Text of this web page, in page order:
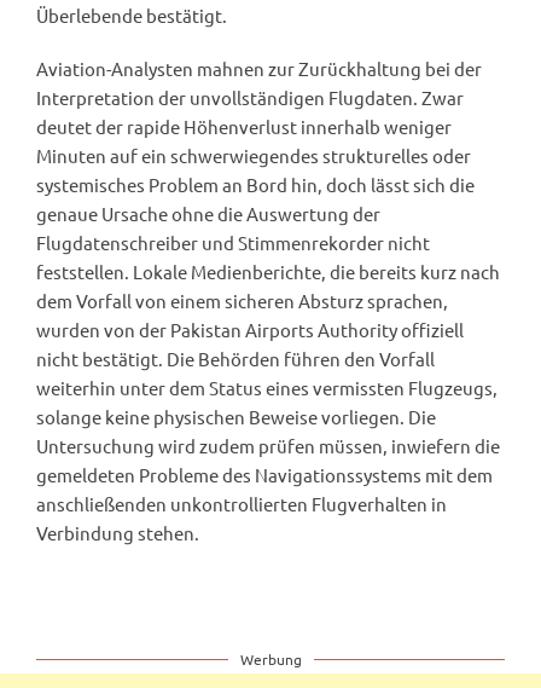
Überlebende bestätigt.
Aviation-Analysten mahnen zur Zurückhaltung bei der
Interpretation der unvollständigen Flugdaten. Zwar
deutet der rapide Höhenverlust innerhalb weniger
Minuten auf ein schwerwiegendes strukturelles oder
systemisches Problem an Bord hin, doch lässt sich die
genaue Ursache ohne die Auswertung der
Flugdatenschreiber und Stimmenrekorder nicht
feststellen. Lokale Medienberichte, die bereits kurz nach
dem Vorfall von einem sicheren Absturz sprachen,
wurden von der Pakistan Airports Authority offiziell
nicht bestätigt. Die Behörden führen den Vorfall
weiterhin unter dem Status eines vermissten Flugzeugs,
solange keine physischen Beweise vorliegen. Die
Untersuchung wird zudem prüfen müssen, inwiefern die
gemeldeten Probleme des Navigationssystems mit dem
anschließenden unkontrollierten Flugverhalten in
Verbindung stehen.
Werbung